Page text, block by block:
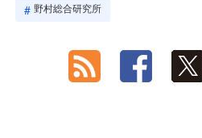
野村総合研究所